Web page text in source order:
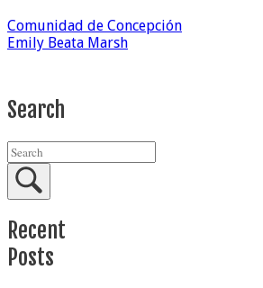
Comunidad de Concepción
Emily Beata Marsh
Search
Recent
Posts